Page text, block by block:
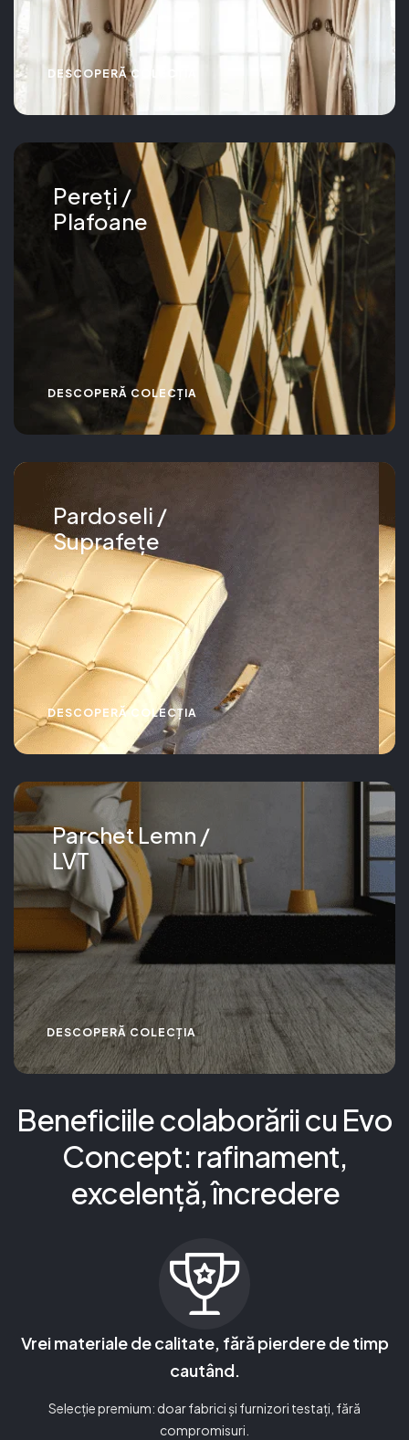
DESCOPERĂ COLECȚIA
Pereți /
Plafoane
DESCOPERĂ COLECȚIA
Pardoseli /
Suprafețe
DESCOPERĂ COLECȚIA
Parchet Lemn /
LVT
DESCOPERĂ COLECȚIA
Beneficiile colaborării cu Evo
Concept: rafinament,
excelență, încredere
Vrei materiale de calitate, fără pierdere de timp
cautând.
Selecție premium: doar fabrici și furnizori testați, fără
compromisuri.